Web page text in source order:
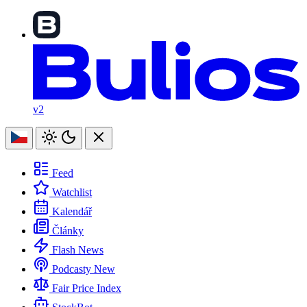
v2
Feed
Watchlist
Kalendář
Články
Flash News
Podcasty New
Fair Price Index